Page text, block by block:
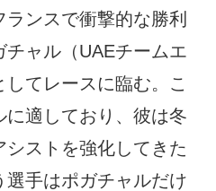
ンスで衝撃的な勝利
ャル（UAEチームエ
てレースに臨む。こ
適しており、彼は冬
ストを強化してきた
手はポガチャルだけ